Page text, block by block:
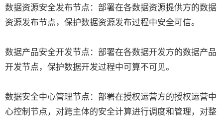
数据资源安全发布节点：部署在各数据资源提供方的数据
资源发布节点，保护数据资源发布过程中安全可信。
数据产品安全开发节点：部署在各数据开发方的数据产品
开发节点，保护数据开发过程中可算不可见。
数据安全中心管理节点：部署在授权运营方的授权运营中
心控制节点，对跨主体的安全计算进行调度和管理，对整